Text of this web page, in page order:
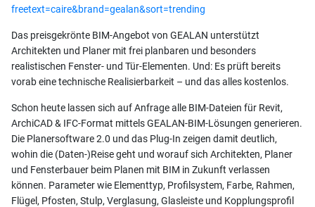
freetext=caire&brand=gealan&sort=trending
Das preisgekrönte BIM-Angebot von GEALAN unterstützt
Architekten und Planer mit frei planbaren und besonders
realistischen Fenster- und Tür-Elementen. Und: Es prüft bereits
vorab eine technische Realisierbarkeit – und das alles kostenlos.
Schon heute lassen sich auf Anfrage alle BIM-Dateien für Revit,
ArchiCAD & IFC-Format mittels GEALAN-BIM-Lösungen generieren.
Die Planersoftware 2.0 und das Plug-In zeigen damit deutlich,
wohin die (Daten-)Reise geht und worauf sich Architekten, Planer
und Fensterbauer beim Planen mit BIM in Zukunft verlassen
können. Parameter wie Elementtyp, Profilsystem, Farbe, Rahmen,
Flügel, Pfosten, Stulp, Verglasung, Glasleiste und Kopplungsprofil